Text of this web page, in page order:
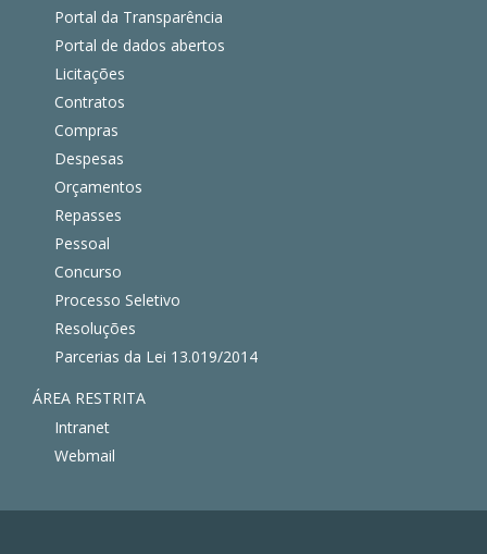
Portal da Transparência
Portal de dados abertos
Licitações
Contratos
Compras
Despesas
Orçamentos
Repasses
Pessoal
Concurso
Processo Seletivo
Resoluções
Parcerias da Lei 13.019/2014
ÁREA RESTRITA
Intranet
Webmail